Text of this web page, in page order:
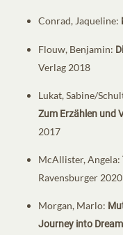
Conrad, Jaqueline:
Flouw, Benjamin:
Verlag 2018
Lukat, Sabine/
Zum Erzählen und
2017
McAllister, Angela:
Ravensburger 2020
Morgan, Marlo:
Journey into